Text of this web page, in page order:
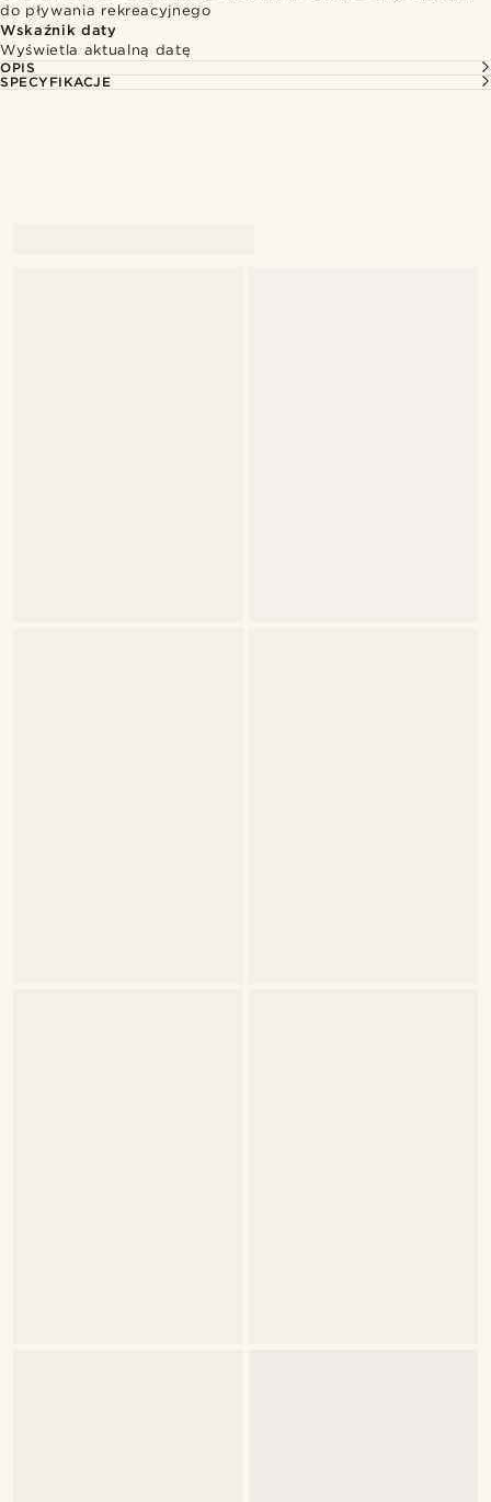
do pływania rekreacyjnego
Wskaźnik daty
Wyświetla aktualną datę
OPIS
SPECYFIKACJE